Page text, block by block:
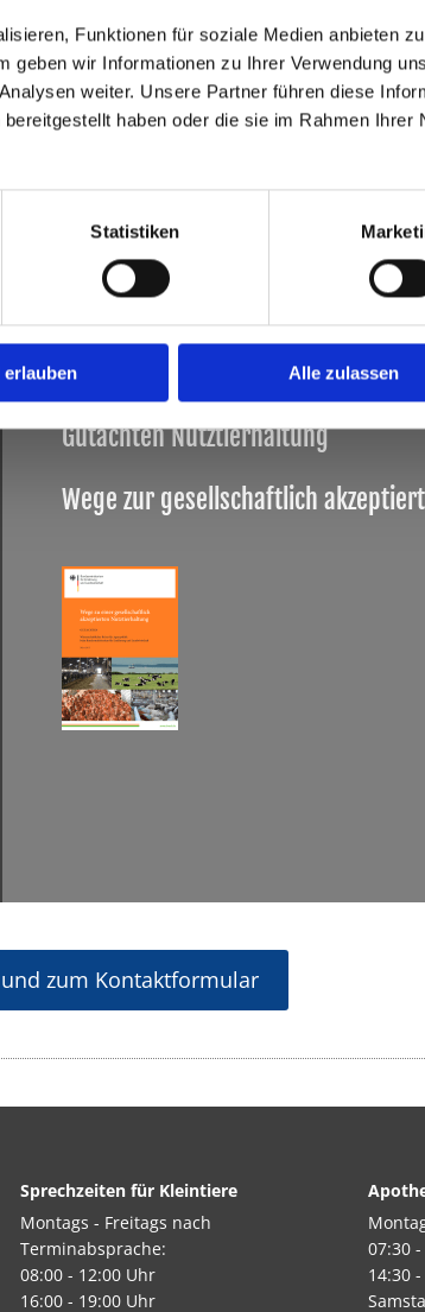
Funktionen für soziale Medien anbieten
geben wir Informationen zu Ihrer Verwendung
weiter. Unsere Partner führen diese
haben oder die sie im Rahmen Ihrer
Statistiken
Alle zulassen
Gutachten Nutztierhaltung
Wege zur gesellschaftlich
zum Kontaktformular
Sprechzeiten für Kleintiere
Montags - Freitags nach
Terminabsprache:
08:00 - 12:00 Uhr
16:00 - 19:00 Uhr
07:30
14:30